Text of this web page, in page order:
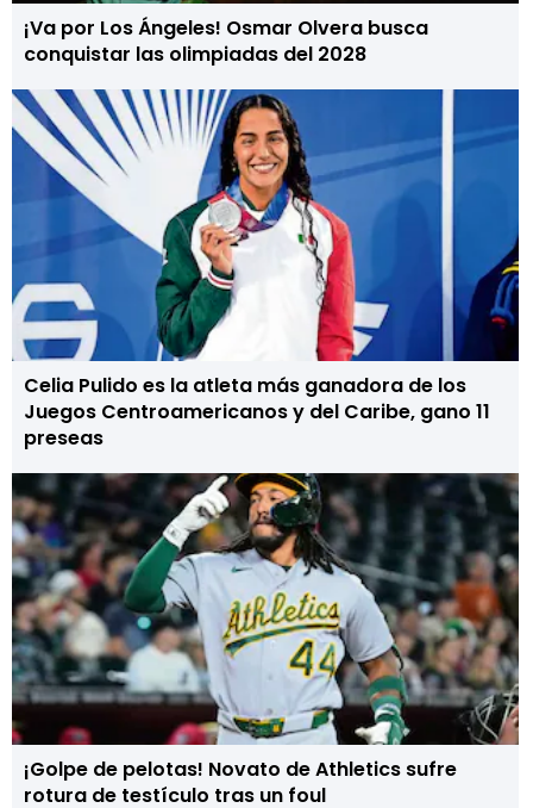
¡Va por Los Ángeles! Osmar Olvera busca
conquistar las olimpiadas del 2028
Celia Pulido es la atleta más ganadora de los
Juegos Centroamericanos y del Caribe, gano 11
preseas
¡Golpe de pelotas! Novato de Athletics sufre
rotura de testículo tras un foul